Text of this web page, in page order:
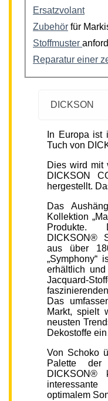
Ersatzvolant
Zubehör für
Stoffmuster
Reparatur einer
DICKSON
In Europa ist
Tuch von
Dies wird mit
DICKSON
hergestellt.
Das
Kollektion
Produkte.
DICKSON®
aus über
„Symphony“
erhältlich und
Jacquard-
Das
Markt, spielt
neusten
Dekostoffe
Von Schoko
Palette
DICKSON®
optimalem